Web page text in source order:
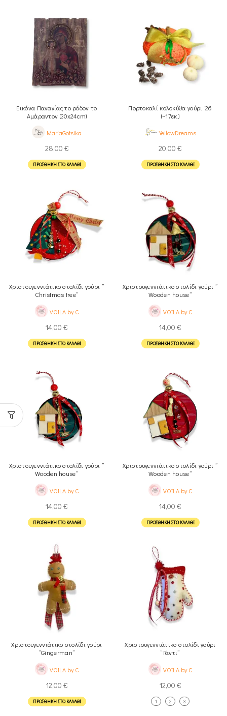
Εικόνα Παναγίας το ρόδον το
Αμάραντον (30x24cm)
MariaGotsika
28,00 €
ΠΡΟΣΘΉΚΗ ΣΤΟ ΚΑΛΆΘΙ
Πορτοκαλί κολοκύθα γούρι ’26
(~17εκ.)
YellowDreams
20,00 €
ΠΡΟΣΘΉΚΗ ΣΤΟ ΚΑΛΆΘΙ
Χριστουγεννιάτικο στολίδι γούρι ”
Christmas tree”
VOILA by C
14,00 €
ΠΡΟΣΘΉΚΗ ΣΤΟ ΚΑΛΆΘΙ
Χριστουγεννιάτικο στολίδι γούρι ”
Wooden house”
VOILA by C
14,00 €
ΠΡΟΣΘΉΚΗ ΣΤΟ ΚΑΛΆΘΙ
Χριστουγεννιάτικο στολίδι γούρι ”
Wooden house”
VOILA by C
14,00 €
ΠΡΟΣΘΉΚΗ ΣΤΟ ΚΑΛΆΘΙ
Χριστουγεννιάτικο στολίδι γούρι ”
Wooden house”
VOILA by C
14,00 €
ΠΡΟΣΘΉΚΗ ΣΤΟ ΚΑΛΆΘΙ
Χριστουγεννιάτικο στολίδι γούρι
“Gingerman”
VOILA by C
12,00 €
ΠΡΟΣΘΉΚΗ ΣΤΟ ΚΑΛΆΘΙ
Χριστουγεννιάτικο στολίδι γούρι
“Γάντι”
VOILA by C
12,00 €
1 2 3